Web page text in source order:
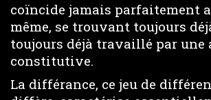
coïncide jamais parfaitement
même, se trouvant toujours
toujours déjà travaillé par une
constitutive.
La différance, ce jeu de